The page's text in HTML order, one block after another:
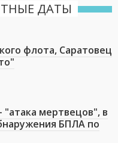
ДАТЫ
флота, Саратовец
мертвецов", в
БПЛА по